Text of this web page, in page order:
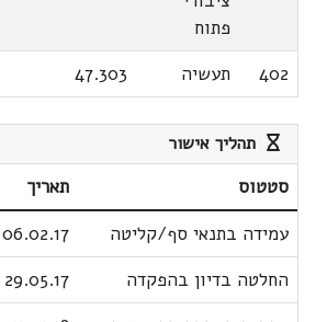
פתוח
402 תעשיה 47.303
תהליך אישור
סטטוס תאריך
עמידה בתנאי סף/קליטה
06.02.17
החלטה בדיון בהפקדה
29.05.17